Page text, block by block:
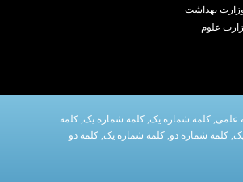
بهداشت
علوم
,کلمه شماره یک, کلمه شماره یک,کلمه
, کلمه شماره دو,کلمه شماره یک,کلمه دو